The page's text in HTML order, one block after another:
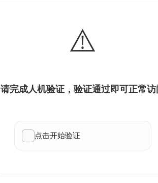
⚠️
请完成人机验证，验证通过即可正常访